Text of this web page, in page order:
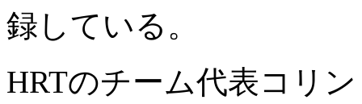
録している。
HRTのチーム代表コリ